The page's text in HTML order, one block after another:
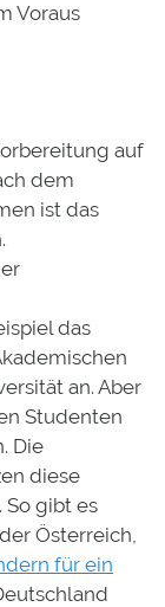
Voraus
auf
dem
ist das
das
an. Aber
Studenten
Die
diese
So gibt es
Österreich,
für ein